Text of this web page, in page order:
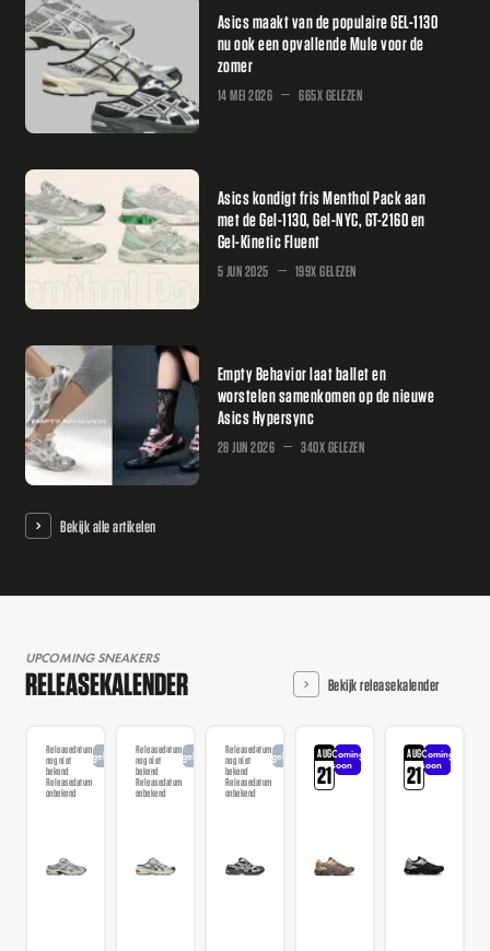
Asics maakt van de populaire GEL-1130
nu ook een opvallende Mule voor de
zomer
14 MEI 2026 665X GELEZEN
Asics kondigt fris Menthol Pack aan
met de Gel-1130, Gel-NYC, GT-2160 en
Gel-Kinetic Fluent
5 JUN 2025 199X GELEZEN
Empty Behavior laat ballet en
worstelen samenkomen op de nieuwe
Asics Hypersync
28 JUN 2026 340X GELEZEN
Bekijk alle artikelen
UPCOMING SNEAKERS
RELEASEKALENDER Bekijk releasekalender
Releasedatum
nog niet
bekend
Releasedatum
onbekend
AangekondigdReleasedatum
nog niet
bekend
Releasedatum
onbekend
AangekondigdReleasedatum
nog niet
bekend
Releasedatum
onbekend
Aangekondigd AUG
21
Coming
soon
AUG
21
Coming
soon